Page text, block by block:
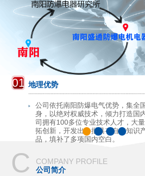
01 地理优势
公司依托南阳防爆电气优势，集全
身，以绝对权威技术，倾力打造国
司拥有100多位专业技术人才，大
拓创新，开发出一批具有自主知识
品，填补了多项国内空白。
C
COMPANY PROFILE
公司简介